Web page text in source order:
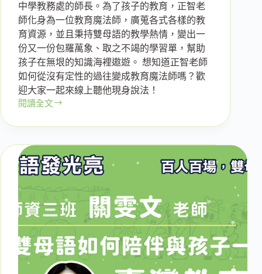
中學教務處的師長。為了孩子的教育，正智老
師化身為一位教育魔法師，廣蒐各式各樣的教
育資源，並且秉持雙母語的教學熱情，變出一
份又一份包羅萬象、取之不竭的學習單，幫助
孩子在無垠的知識海裡遨遊。 想知道正智老師
如何從沒有定性的過往變成教育魔法師嗎？歡
迎大家一起來線上聽他現身說法！
閱讀全文
二
場：
「學
習
王
如
透
過